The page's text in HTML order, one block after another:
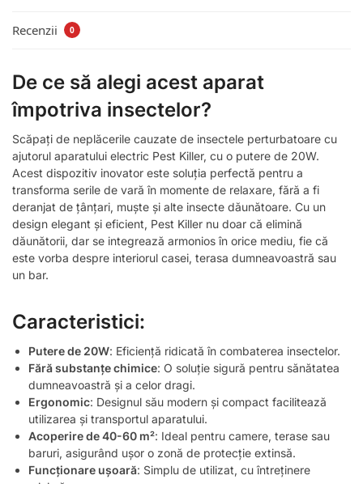
Recenzii 0
De ce să alegi acest aparat
împotriva insectelor?
Scăpați de neplăcerile cauzate de insectele perturbatoare cu
ajutorul aparatului electric Pest Killer, cu o putere de 20W.
Acest dispozitiv inovator este soluția perfectă pentru a
transforma serile de vară în momente de relaxare, fără a fi
deranjat de țânțari, muște și alte insecte dăunătoare. Cu un
design elegant și eficient, Pest Killer nu doar că elimină
dăunătorii, dar se integrează armonios în orice mediu, fie că
este vorba despre interiorul casei, terasa dumneavoastră sau
un bar.
Caracteristici:
Putere de 20W: Eficiență ridicată în combaterea insectelor.
Fără substanțe chimice: O soluție sigură pentru sănătatea
dumneavoastră și a celor dragi.
Ergonomic: Designul său modern și compact facilitează
utilizarea și transportul aparatului.
Acoperire de 40-60 m²: Ideal pentru camere, terase sau
baruri, asigurând ușor o zonă de protecție extinsă.
Funcționare ușoară: Simplu de utilizat, cu întreținere